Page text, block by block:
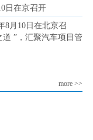
日在京召开
8月10日在北京召
”，汇聚汽车项目管
more >>